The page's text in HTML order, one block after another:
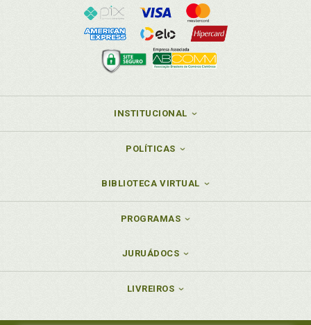
INSTITUCIONAL
POLÍTICAS
BIBLIOTECA VIRTUAL
PROGRAMAS
JURUÁDOCS
LIVREIROS